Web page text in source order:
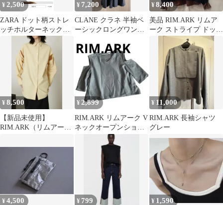
¥2,500
ZARA ドット柄ストレ
ッチホルターネックト
¥ 7,200
CLANE クラネ 半袖ベ
ーシックロングワンピ
¥8,400
美品 RIM.ARK リムア
ーク ストライプ ドッキ
ング プルオーバー ネイ
¥8,500
【新品未使用】
RIM.ARK（リムアー
シャツ・サイズF
¥ 2,899
RIM.ARK リムアーク V
ネックオープンショル
ダー カットソー ブルー
¥ 11,000
RIM.ARK 長袖シャツ
グレー
¥4,500 ¥ 799 ¥ 1,590